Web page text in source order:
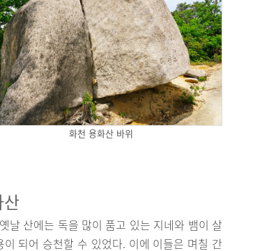
화천 용화산 바위
날 산에는 독을 많이 품고 있는 지네와 뱀이 살
되어 승천할 수 있었다. 이에 이들은 며칠 간